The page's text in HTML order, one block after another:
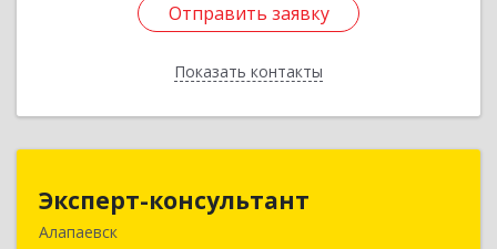
Отправить заявку
Показать контакты
Отправить заявку
Назад
Эксперт-консультант
Алапаевск624600, Свердловская обл, Алапаевск г,